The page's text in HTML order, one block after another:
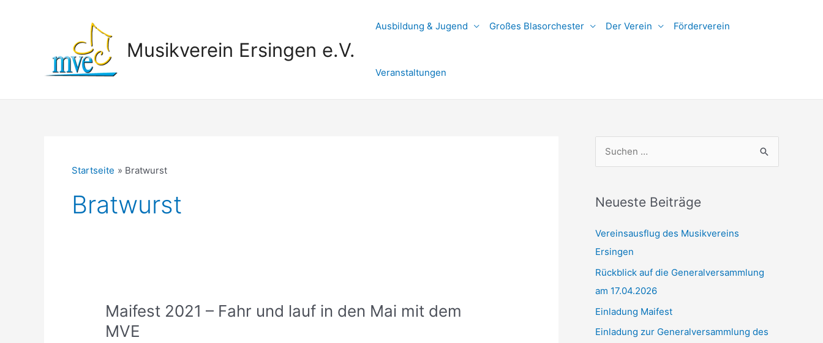
Musikverein Ersingen e.V.
Ausbildung & Jugend Großes Blasorchester Der Verein Förderverein
Veranstaltungen
Startseite Bratwurst
Bratwurst
Maifest 2021 – Fahr und lauf in den Mai mit dem
MVE
h
n
n
a
c
h
:
Neueste Beiträge
Vereinsausflug des Musikvereins
Ersingen
Rückblick auf die Generalversammlung
am 17.04.2026
Einladung Maifest
Einladung zur Generalversammlung des